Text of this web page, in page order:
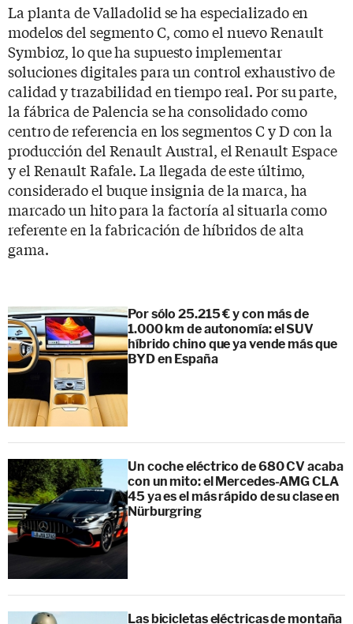
La planta de Valladolid se ha especializado en
modelos del segmento C, como el nuevo Renault
Symbioz, lo que ha supuesto implementar
soluciones digitales para un control exhaustivo de
calidad y trazabilidad en tiempo real. Por su parte,
la fábrica de Palencia se ha consolidado como
centro de referencia en los segmentos C y D con la
producción del Renault Austral, el Renault Espace
y el Renault Rafale. La llegada de este último,
considerado el buque insignia de la marca, ha
marcado un hito para la factoría al situarla como
referente en la fabricación de híbridos de alta
gama.
Por sólo 25.215 € y con más de
1.000 km de autonomía: el SUV
híbrido chino que ya vende más que
BYD en España
Un coche eléctrico de 680 CV acaba
con un mito: el Mercedes-AMG CLA
45 ya es el más rápido de su clase en
Nürburgring
Las bicicletas eléctricas de montaña